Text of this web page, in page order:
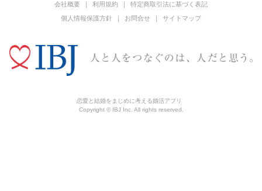
会社概要 利用規約
特定商取引法に基づく表記
個人情報保護方針
お問合せ サイトマップ
恋愛と結婚をまじめに考える婚活アプリ
Copyright © IBJ Inc. All rights reserved.